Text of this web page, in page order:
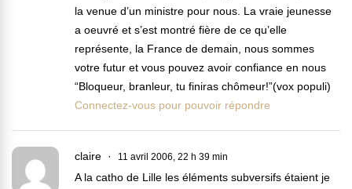
la venue d’un ministre pour nous. La vraie jeunesse
a oeuvré et s’est montré fière de ce qu’elle
représente, la France de demain, nous sommes
votre futur et vous pouvez avoir confiance en nous
“Bloqueur, branleur, tu finiras chômeur!”(vox populi)
Connectez-vous pour pouvoir répondre
claire 11 avril 2006, 22 h 39 min
A la catho de Lille les éléments subversifs étaient je